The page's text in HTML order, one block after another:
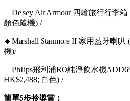
🔸Delsey Air Armour 四輪旅行行李
顏色隨機) /
🔸Marshall Stanmore II 家用藍牙喇
機)/
🔸Philips飛利浦RO純淨飲水機
HK$2,488; 白色) /
簡單5步拎奬賞︰